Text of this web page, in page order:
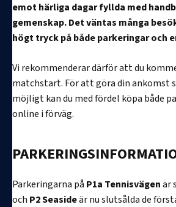
emot härliga dagar fyllda med
gemenskap. Det väntas många
högt tryck på både parkeringar och
Vi rekommenderar därför att du
matchstart. För att göra din ankomst
möjligt kan du med fördel köpa både
online i förväg.
Parkeringarna på P1a Tennisvägenär
och P2Seasideär nu slutsålda de